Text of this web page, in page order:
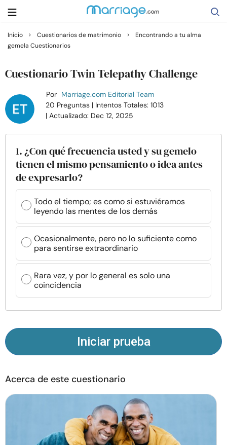
Buscar
Relaciones
Familia
Ayuda
Cursos
Recursos
Comunidad
Encuentra un terapeuta
nosotros
Inicio › Cuestionarios de matrimonio ›
Encontrando a tu alma
gemela Cuestionarios
Cuestionario Twin Telepathy Challenge
Por Marriage.com Editorial Team
20 Preguntas | Intentos Totales: 1013
| Actualizado: Dec 12, 2025
1. ¿Con qué frecuencia usted y su gemelo
tienen el mismo pensamiento o idea antes
de expresarlo?
Todo el tiempo; es como si estuviéramos
leyendo las mentes de los demás
Ocasionalmente, pero no lo suficiente como
para sentirse extraordinario
Rara vez, y por lo general es solo una
coincidencia
Iniciar prueba
Acerca de este cuestionario